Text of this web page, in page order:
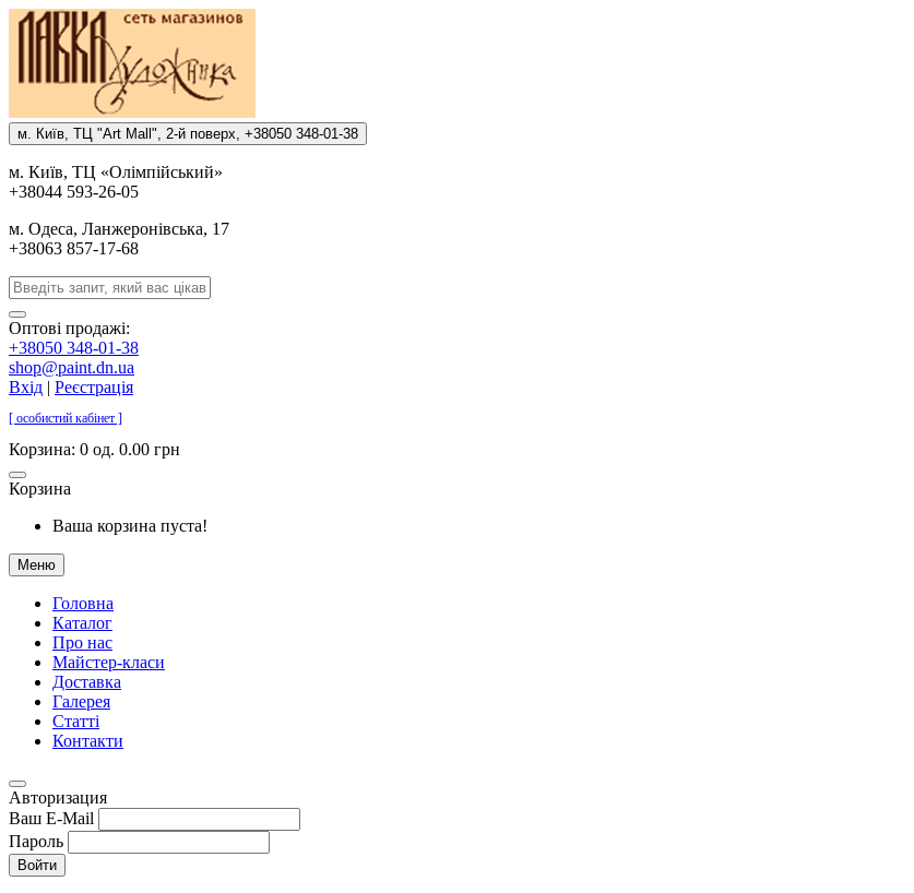
м. Киïв, ТЦ "Art Mall", 2-й поверх, +38050 348-01-38
м. Киïв, ТЦ «Олiмпiйський»
+38044 593-26-05
м. Одеса, Ланжеронiвська, 17
+38063 857-17-68
Оптові продажі:
+38050 348-01-38
shop@paint.dn.ua
Вхід | Реєстрація
[ особистий кабінет ]
Корзина: 0 од. 0.00 грн
Корзина
Ваша корзина пуста!
Меню
Головна
Каталог
Про нас
Майстер-класи
Доставка
Галерея
Статтi
Контакти
Авторизация
Ваш E-Mail
Пароль
Войти